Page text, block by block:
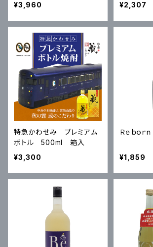
¥3,960
¥2,307
特急かわせみ プレミアム
ボトル 500ml 箱入
¥3,300
Ｒｅｂｏ
¥1,859